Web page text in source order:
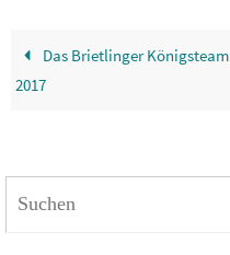
Das Brietlinger Königsteam
2017